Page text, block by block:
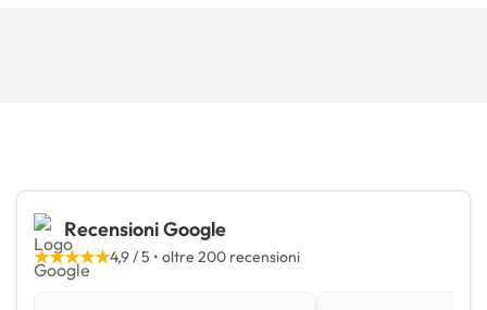
Recensioni Google
★★★★★4,9 / 5 • oltre 200 recensioni